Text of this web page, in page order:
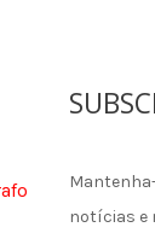
notícias e